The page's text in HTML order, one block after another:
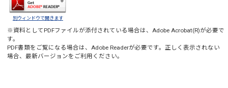
別ウィンドウで開きます
※資料としてPDFファイルが添付されている場合は、 Adobe Acrobat(R)が必要で
す。
PDF書類をご覧になる場合は、 Adobe Readerが必要です。正しく表示されない
場合、最新バージョンをご利用ください。